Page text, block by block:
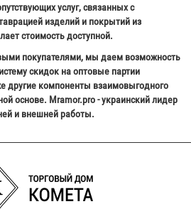
услуг, связанных с
изделий и покрытий из
стоимость доступной.
покупателями, мы даем возможность
скидок на оптовые партии
другие компоненты взаимовыгодного
основе. Mramor.pro - украинский лидер
и внешней работы.